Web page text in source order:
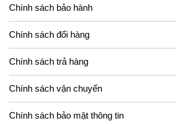
Chính sách bảo hành
Chính sách đổi hàng
Chính sách trả hàng
Chính sách vận chuyển
Chính sách bảo mật thông tin